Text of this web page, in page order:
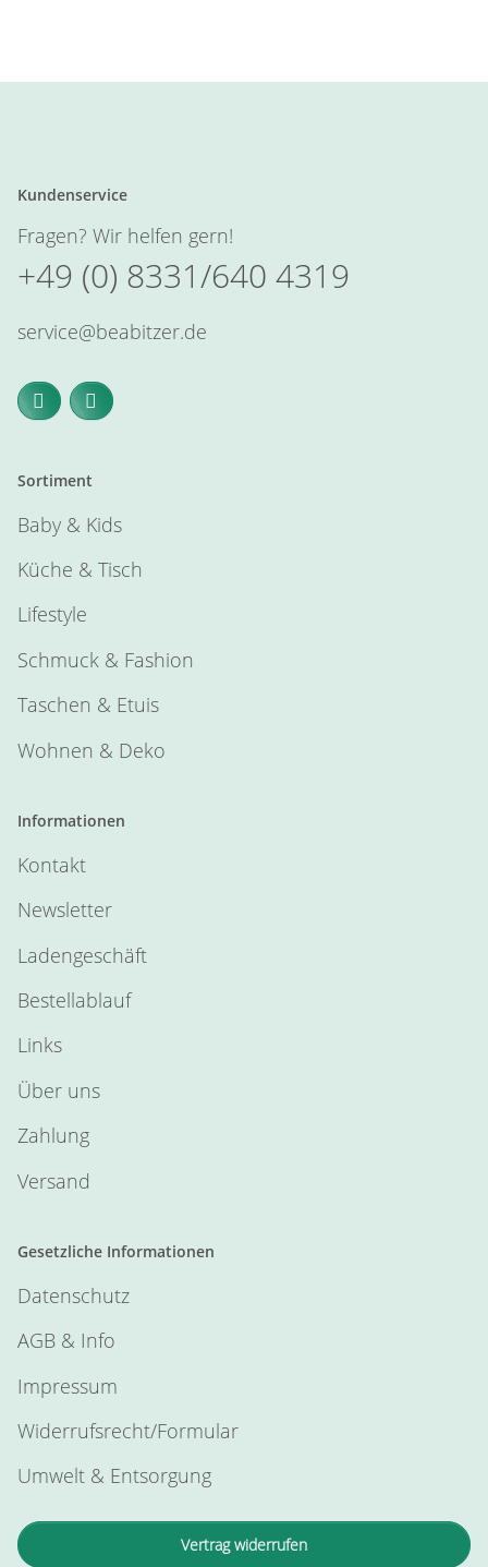
Kundenservice
Fragen? Wir helfen gern!
+49 (0) 8331/640 4319
service@beabitzer.de
Sortiment
Baby & Kids
Küche & Tisch
Lifestyle
Schmuck & Fashion
Taschen & Etuis
Wohnen & Deko
Informationen
Kontakt
Newsletter
Ladengeschäft
Bestellablauf
Links
Über uns
Zahlung
Versand
Gesetzliche Informationen
Datenschutz
AGB & Info
Impressum
Widerrufsrecht/Formular
Umwelt & Entsorgung
Vertrag widerrufen